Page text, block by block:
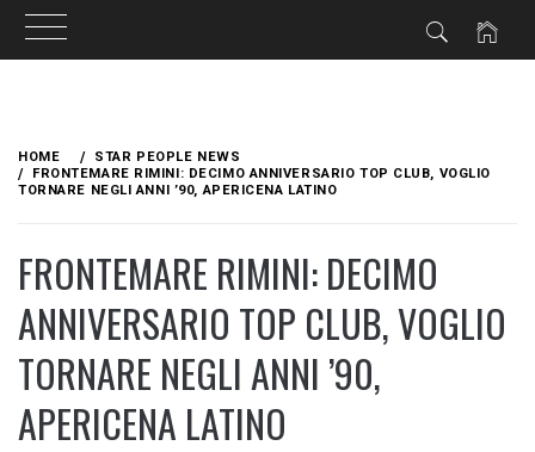
content
HOME
STAR PEOPLE NEWS
FRONTEMARE RIMINI: DECIMO ANNIVERSARIO TOP CLUB, VOGLIO
TORNARE NEGLI ANNI ’90, APERICENA LATINO
FRONTEMARE RIMINI: DECIMO
ANNIVERSARIO TOP CLUB, VOGLIO
TORNARE NEGLI ANNI ’90,
APERICENA LATINO